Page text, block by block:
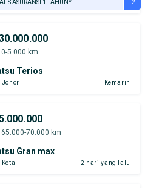
ASURANSI 1 TAHUN* +2
0-5.000 km
Terios
Johor Kemarin
65.000-70.000 km
Gran max
Kota 2 hari yang lalu